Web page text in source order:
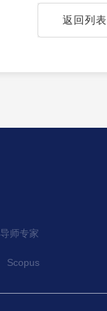
返回列表
导师专家
Scopus